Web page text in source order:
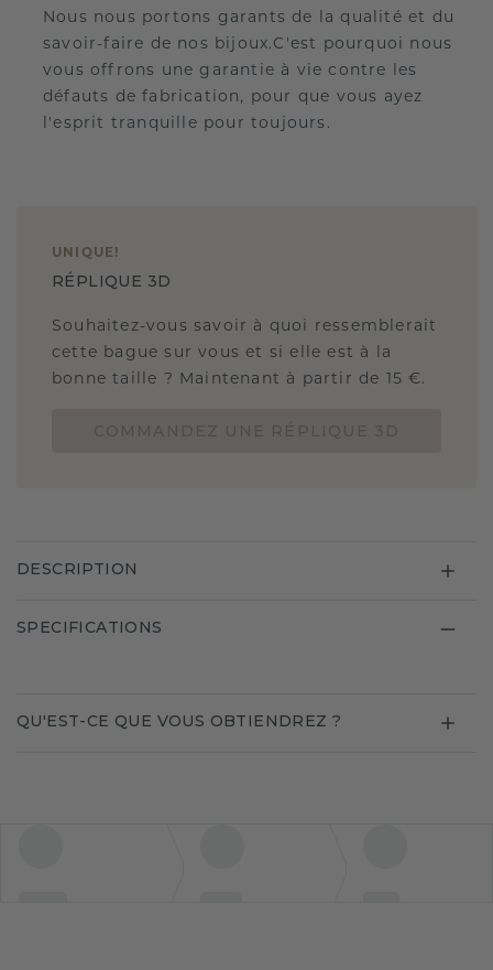
Nous nous portons garants de la qualité et du
savoir-faire de nos bijoux.C'est pourquoi nous
vous offrons une garantie à vie contre les
défauts de fabrication, pour que vous ayez
l'esprit tranquille pour toujours.
UNIQUE !
RÉPLIQUE 3D
Souhaitez-vous savoir à quoi ressemblerait
cette bague sur vous et si elle est à la
bonne taille ? Maintenant à partir de 15 €.
DESCRIPTION
SPECIFICATIONS
QU'EST-CE QUE VOUS OBTIENDREZ ?